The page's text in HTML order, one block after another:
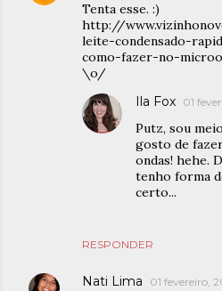
Tenta esse. :)
http://
leite-condensado-
como-fazer-no-
\o/
RESPONDER
Ila Fox 01
Putz, sou
gosto de
ondas! hehe.
tenho forma
certo...
Nati Lima 01 fevereiro,